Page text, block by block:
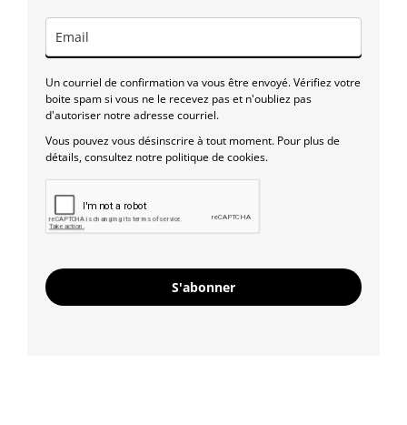
Un courriel de confirmation va vous être envoyé. Vérifiez votre
boite spam si vous ne le recevez pas et n'oubliez pas
d'autoriser notre adresse courriel.
Vous pouvez vous désinscrire à tout moment. Pour plus de
détails, consultez notre politique de cookies.
S'abonner